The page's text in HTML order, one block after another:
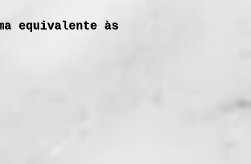
equivalente às